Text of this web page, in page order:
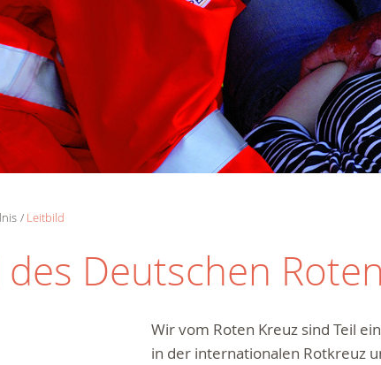
Leitbild
Deutschen
Wir vom Roten Kreuz sind Teil
in der internationalen Rotkreuz